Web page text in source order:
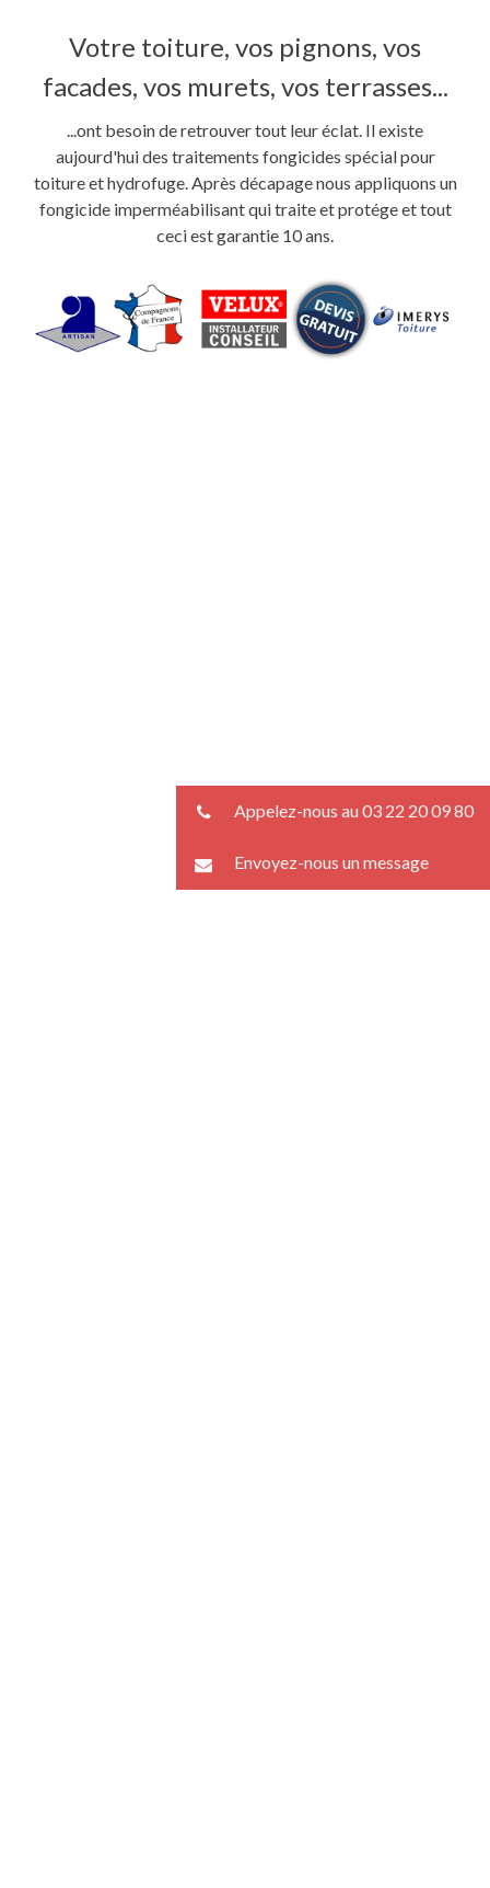
Votre toiture, vos pignons, vos
facades, vos murets, vos terrasses...
...ont besoin de retrouver tout leur éclat. Il existe
aujourd'hui des traitements fongicides spécial pour
toiture et hydrofuge. Après décapage nous appliquons un
fongicide imperméabilisant qui traite et protége et tout
ceci est garantie 10 ans.
Appelez-nous au 03 22 20 09 80
Envoyez-nous un message